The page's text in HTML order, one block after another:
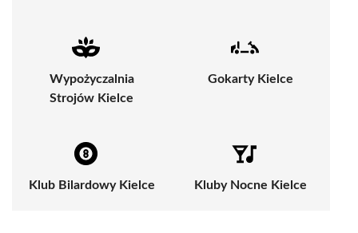
Wypożyczalnia
Strojów Kielce
Gokarty Kielce
Klub Bilardowy Kielce Kluby Nocne Kielce